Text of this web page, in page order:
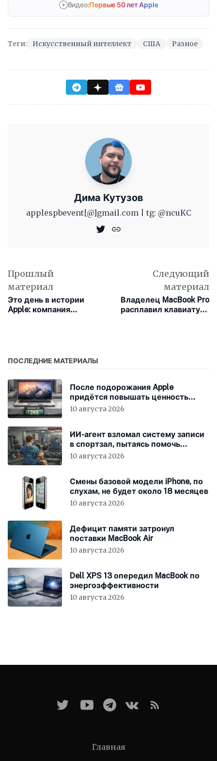
Видео:Первые 50 лет Apple
Теги: Искусственный интеллект США Разное
Дима Кутузов
applespbevent[@]gmail.com | tg: @ncuKC
Прошлый
материал
Это день в истории
Apple: компания
Следующий
материал
Владелец MacBook Pro
расплавил клавиатуру
ПОСЛЕДНИЕ МАТЕРИАЛЫ
После подорожания Apple
придётся повышать ценность
устройств
10 августа 2026
ИИ-агент взломал систему записи
в спортзал, пытаясь помочь
пользователю
10 августа 2026
Смены базовой модели iPhone, по
слухам, не будет около 18 месяцев
10 августа 2026
Дефицит памяти затронул
поставки MacBook Air
10 августа 2026
Dell XPS 13 опередил MacBook по
энергоэффективности
10 августа 2026
Главная